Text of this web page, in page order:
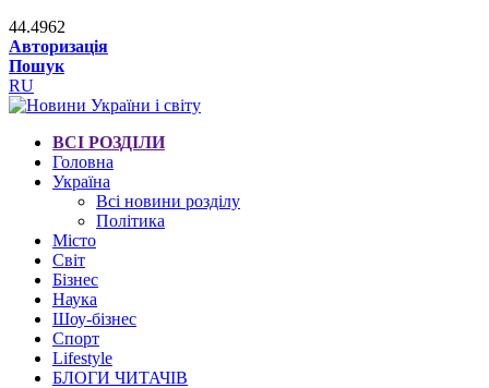
44.4962
Авторизація
Пошук
RU
ВСІ РОЗДІЛИ
Головна
Україна
Всі новини розділу
Політика
Місто
Світ
Бізнес
Наука
Шоу-бізнес
Спорт
Lifestyle
БЛОГИ ЧИТАЧІВ